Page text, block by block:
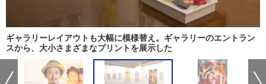
ギャラリーレイアウトも大幅に模様替え。ギャラリーのエントラン
スから、大小さまざまなプリントを展示した